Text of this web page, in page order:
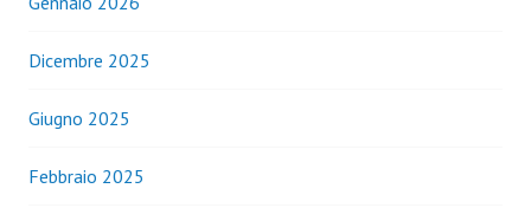
Dicembre 2025
Giugno 2025
Febbraio 2025